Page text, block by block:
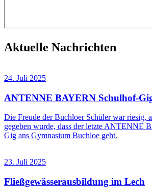
Aktuelle Nachrichten
24. Juli 2025
ANTENNE BAYERN Schulhof-
Die Freude der Buchloer Schüler war riesig,
gegeben wurde, dass der letzte ANTENNE
Gig ans Gymnasium Buchloe geht.
23. Juli 2025
Fließgewässerausbildung im Lech